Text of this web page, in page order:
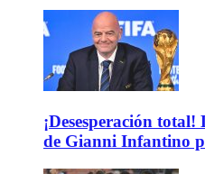
¡Desesperación
de Gianni Infantino